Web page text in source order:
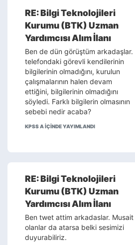
RE: Bilgi Teknolojileri
Kurumu (BTK) Uzman
Yardımcısı Alım İlanı
Ben de dün görüştüm arkadaşlar.
telefondaki görevli kendilerinin
bilgilerinin olmadığını, kurulun
çalışmalarının halen devam
ettiğini, bilgilerinin olmadığını
söyledi. Farklı bilgilerin olmasının
sebebi nedir acaba?
KPSS A IÇINDE YAYIMLANDI
RE: Bilgi Teknolojileri
Kurumu (BTK) Uzman
Yardımcısı Alım İlanı
Ben twet attim arkadaslar. Musait
olanlar da atarsa belki sesimizi
duyurabiliriz.